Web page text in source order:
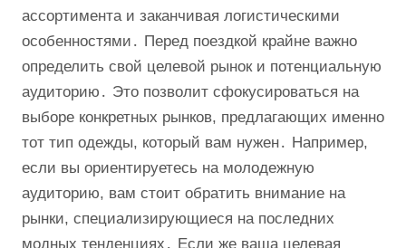
ассортимента и заканчивая логистическими
особенностями․ Перед поездкой крайне важно
определить свой целевой рынок и потенциальную
аудиторию․ Это позволит сфокусироваться на
выборе конкретных рынков, предлагающих именно
тот тип одежды, который вам нужен․ Например,
если вы ориентируетесь на молодежную
аудиторию, вам стоит обратить внимание на
рынки, специализирующиеся на последних
модных тенденциях․ Если же ваша целевая